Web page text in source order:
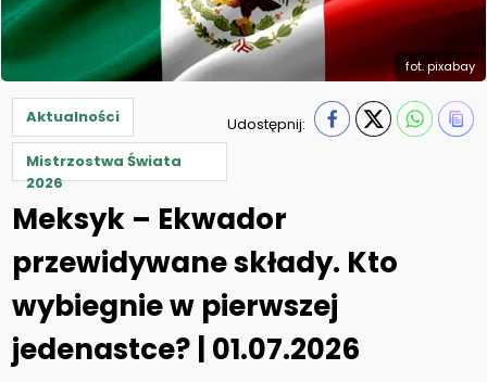
fot. pixabay
Aktualności
Mistrzostwa Świata
2026
Udostępnij:
Meksyk – Ekwador
przewidywane składy. Kto
wybiegnie w pierwszej
jedenastce? | 01.07.2026